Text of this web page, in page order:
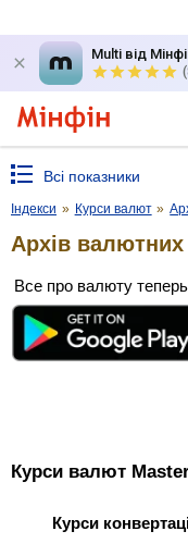
Multi від
Всі показники
Індекси » Курси валют »
Архів валютних
Все про валюту теперь
Курси валют
Курси